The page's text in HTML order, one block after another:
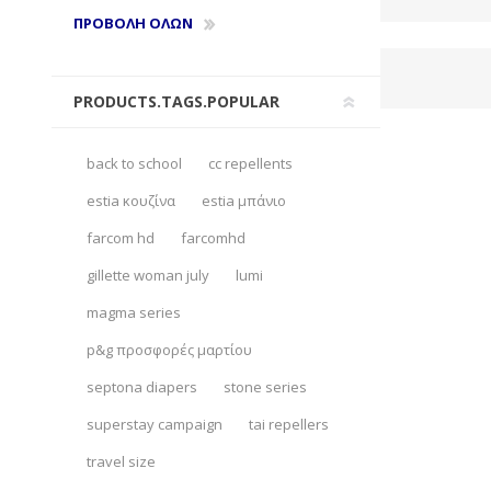
ΠΡΟΒΟΛΗ ΟΛΩΝ
PRODUCTS.TAGS.POPULAR
back to school
cc repellents
estia κουζίνα
estia μπάνιο
farcom hd
farcomhd
gillette woman july
lumi
magma series
p&g προσφορές μαρτίου
septona diapers
stone series
superstay campaign
tai repellers
travel size